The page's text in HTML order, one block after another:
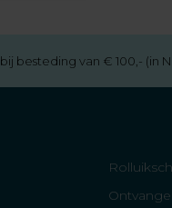
bij besteding van € 100,- (in